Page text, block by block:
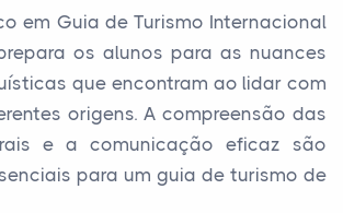
em Guia de Turismo Internacional
os alunos para as nuances
que encontram ao lidar com
origens. A compreensão das
e a comunicação eficaz são
para um guia de turismo de